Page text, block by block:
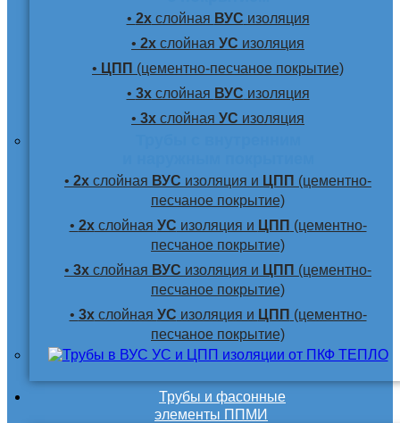
• 2хслойная ВУС изоляция
• 2х слойная УС изоляция
• ЦПП (цементно-песчаное покрытие)
• 3хслойная ВУС изоляция
• 3х слойная УС изоляция
• 2х слойная ВУС изоляция и ЦПП (цементно-
песчаное покрытие)
• 2хслойная УС изоляция и ЦПП (цементно-
песчаное покрытие)
• 3х слойная ВУС изоляция и ЦПП (цементно-
песчаное покрытие)
• 3хслойная УС изоляция и ЦПП (цементно-
песчаное покрытие)
Трубы и фасонные
элементы ППМИ